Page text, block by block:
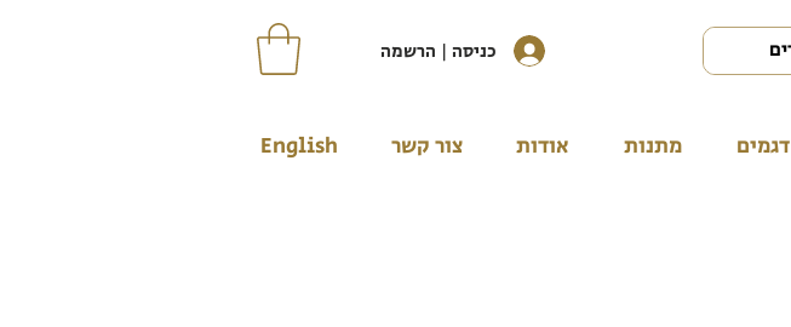
כניסה | הרשמה
דגמים מתנות אודות צור קשר English